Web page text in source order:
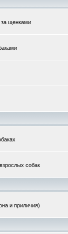
за щенками
собак
и приличия)